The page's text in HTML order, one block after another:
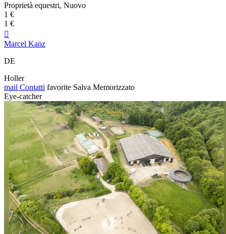
Proprietà equestri, Nuovo
1 €
1 €

Marcel Kanz
DE
Holler
mail Contatti favorite Salva Memorizzato
Eye-catcher